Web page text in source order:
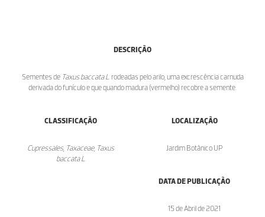
DESCRIÇÃO
Sementes de Taxus baccata L.rodeadas pelo arilo, uma excrescência carnuda
derivada do funículo e que quando madura (vermelho) recobre a semente.
CLASSIFICAÇÃO
Cupressales, Taxaceae, Taxus
baccata L.
LOCALIZAÇÃO
Jardim Botânico UP
DATA DE PUBLICAÇÃO
15 de Abril de 2021